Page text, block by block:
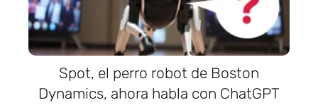
Spot, el perro robot de Boston
Dynamics, ahora habla con ChatGPT